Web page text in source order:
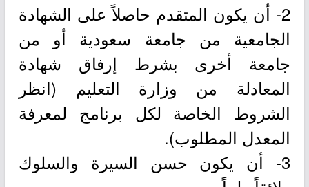
2- أن يكون المتقدم حاصلاً على الشهادة
الجامعية من جامعة سعودية أو من
جامعة أخرى بشرط إرفاق شهادة
المعادلة من وزارة التعليم (انظر
الشروط الخاصة لكل برنامج لمعرفة
المعدل المطلوب).
3- أن يكون حسن السيرة والسلوك